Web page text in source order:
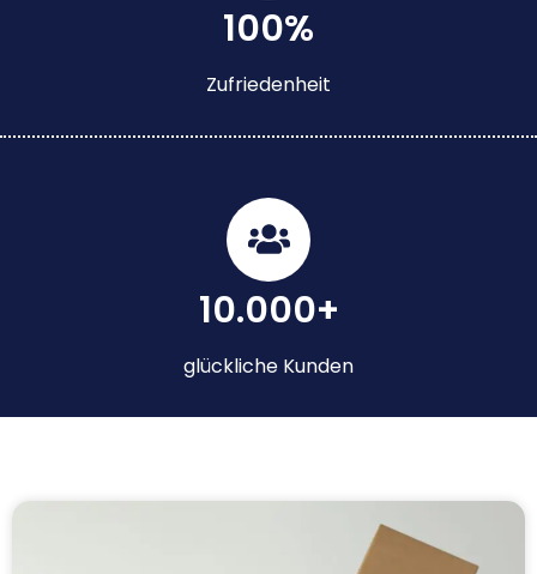
100%
Zufriedenheit
10.000+
glückliche Kunden